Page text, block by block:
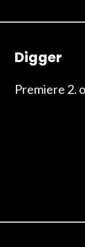
Digger
Premiere 2.